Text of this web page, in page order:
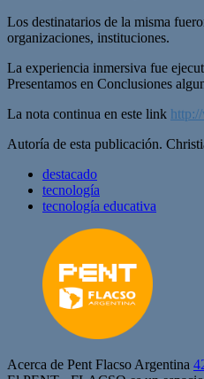
Los destinatarios de la misma
organizaciones, instituciones.
La experiencia inmersiva fue
Presentamos en Conclusiones
La nota continua en este link
Autoría de esta publicación.
destacado
tecnología
tecnología educativa
Acerca de Pent Flacso Argentina